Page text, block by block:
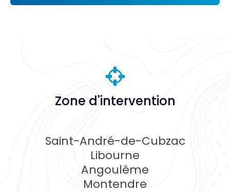
Zone d'intervention
Saint-André-de-Cubzac
Libourne
Angoulême
Montendre